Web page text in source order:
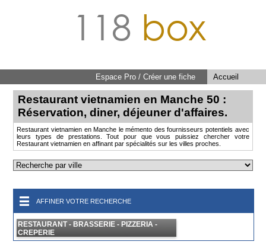
118 box
Accueil
Espace Pro / Créer une fiche
Restaurant vietnamien en Manche 50 :
Réservation, diner, déjeuner d'affaires.
Restaurant vietnamien en Manche le mémento des fournisseurs potentiels avec
leurs types de prestations. Tout pour que vous puissiez chercher votre
Restaurant vietnamien en affinant par spécialités sur les villes proches.
AFFINER VOTRE RECHERCHE
RESTAURANT - BRASSERIE - PIZZERIA -
CREPERIE